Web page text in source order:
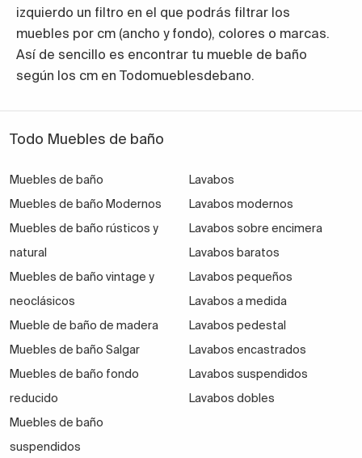
izquierdo un filtro en el que podrás filtrar los
muebles por cm (ancho y fondo), colores o marcas.
Así de sencillo es encontrar tu mueble de baño
según los cm en Todomueblesdebano.
Todo Muebles de baño
Muebles de baño
Muebles de baño Modernos
Muebles de baño rústicos y
natural
Muebles de baño vintage y
neoclásicos
Mueble de baño de madera
Muebles de baño Salgar
Muebles de baño fondo
reducido
Muebles de baño
suspendidos
Lavabos
Lavabos modernos
Lavabos sobre encimera
Lavabos baratos
Lavabos pequeños
Lavabos a medida
Lavabos pedestal
Lavabos encastrados
Lavabos suspendidos
Lavabos dobles